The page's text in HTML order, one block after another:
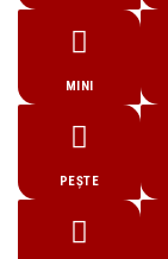
MINI
PEȘTE